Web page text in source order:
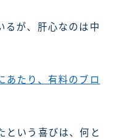
るが、肝心なのは中
あたり、有料のブロ
という喜びは、何と